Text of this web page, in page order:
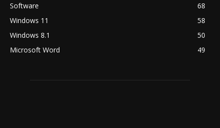
Software
68
Windows 11
58
Windows 8.1
50
Microsoft Word
49